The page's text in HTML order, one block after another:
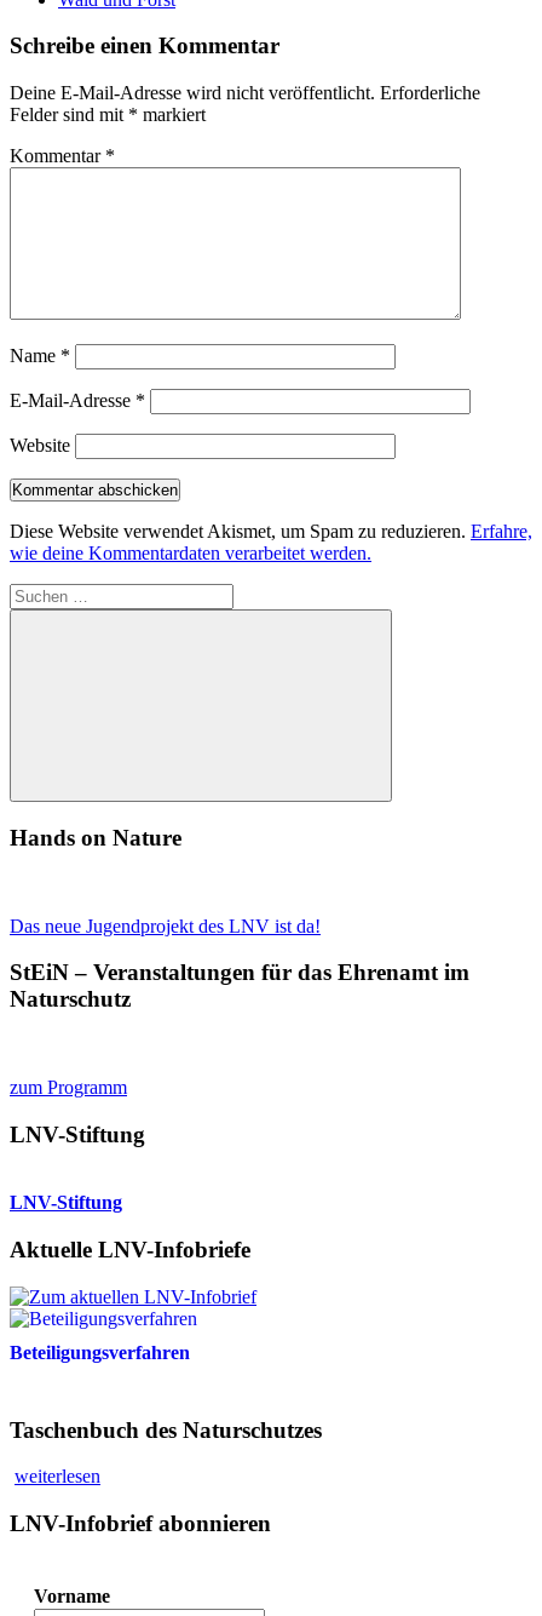
Schreibe einen Kommentar
Deine E-Mail-Adresse wird nicht veröffentlicht. Erforderliche
Felder sind mit * markiert
Kommentar *
Name *
E-Mail-Adresse *
Website
Diese Website verwendet Akismet, um Spam zu reduzieren. Erfahre,
wie deine Kommentardaten verarbeitet werden.
Suchen
nach:
Suchen
Hands on Nature
Das neue Jugendprojekt des LNV ist da!
StEiN – Veranstaltungen für das Ehrenamt im
Naturschutz
zum Programm
LNV-Stiftung
LNV-Stiftung
Aktuelle LNV-Infobriefe
Beteiligungsverfahren
Taschenbuch des Naturschutzes
weiterlesen
LNV-Infobrief abonnieren
Vorname